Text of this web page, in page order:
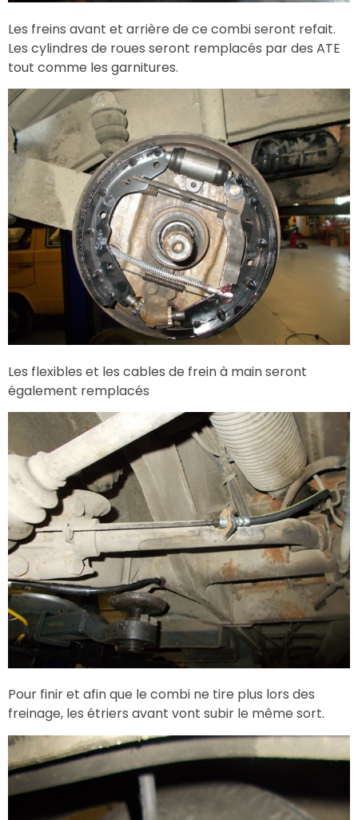
Les freins avant et arrière de ce combi seront refait.
Les cylindres de roues seront remplacés par des ATE
tout comme les garnitures.
Les flexibles et les cables de frein à main seront
également remplacés
Pour finir et afin que le combi ne tire plus lors des
freinage, les étriers avant vont subir le même sort.